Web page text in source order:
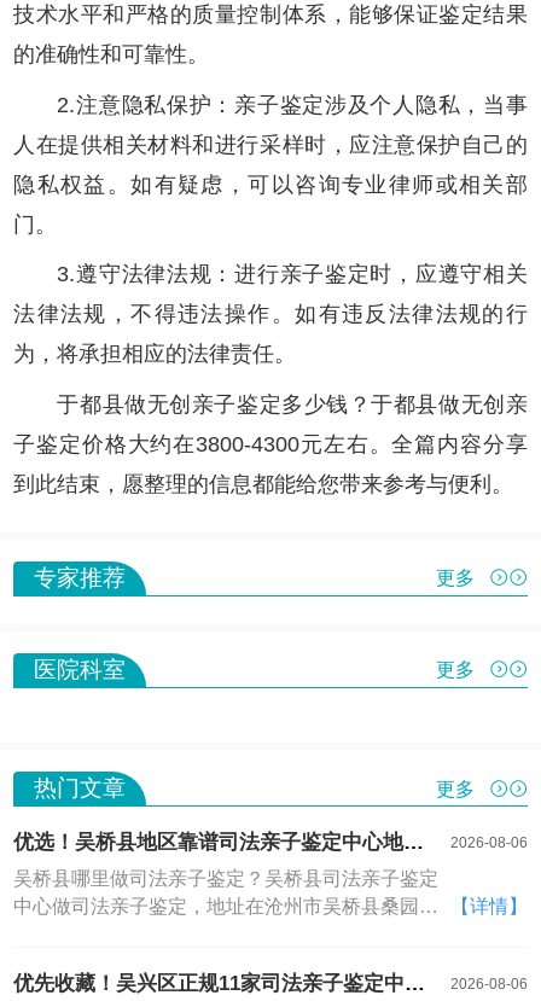
技术水平和严格的质量控制体系，能够保证鉴定结果
的准确性和可靠性。
2.注意隐私保护：亲子鉴定涉及个人隐私，当事
人在提供相关材料和进行采样时，应注意保护自己的
隐私权益。如有疑虑，可以咨询专业律师或相关部
门。
3.遵守法律法规：进行亲子鉴定时，应遵守相关
法律法规，不得违法操作。如有违反法律法规的行
为，将承担相应的法律责任。
于都县做无创亲子鉴定多少钱？于都县做无创亲
子鉴定价格大约在3800-4300元左右。全篇内容分享
到此结束，愿整理的信息都能给您带来参考与便利。
专家推荐 更多
医院科室 更多
热门文章 更多
优选！吴桥县地区靠谱司法亲子鉴定中心地址
指南（附2026年鉴定中心地址汇总）
2026-08-06
吴桥县哪里做司法亲子鉴定？吴桥县司法亲子鉴定
中心做司法亲子鉴定，地址在沧州市吴桥县桑园镇
销毁制度，检测完成后定期清除样本和数据，绝不
【详情】
优先收藏！吴兴区正规11家司法亲子鉴定中心
2026-08-06